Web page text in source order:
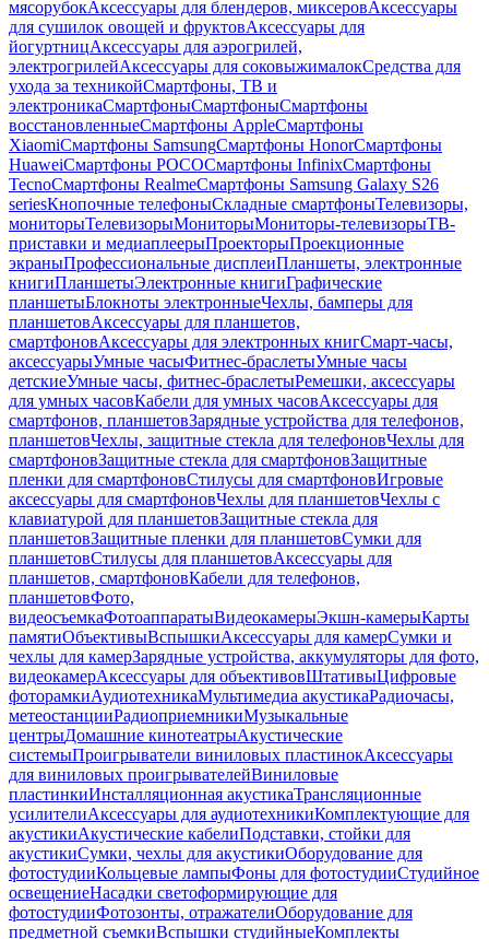
мясорубокАксессуары для блендеров, миксеровАксессуары
для сушилок овощей и фруктовАксессуары для
йогуртницАксессуары для аэрогрилей,
электрогрилейАксессуары для соковыжималокСредства для
ухода за техникойСмартфоны, ТВ и
электроникаСмартфоныСмартфоныСмартфоны
восстановленныеСмартфоны AppleСмартфоны
XiaomiСмартфоны SamsungСмартфоны HonorСмартфоны
HuaweiСмартфоны POCOСмартфоны InfinixСмартфоны
TecnoСмартфоны RealmeСмартфоны Samsung Galaxy S26
seriesКнопочные телефоныСкладные смартфоныТелевизоры,
мониторыТелевизорыМониторыМониторы-телевизорыТВ-
приставки и медиаплеерыПроекторыПроекционные
экраныПрофессиональные дисплеиПланшеты, электронные
книгиПланшетыЭлектронные книгиГрафические
планшетыБлокноты электронныеЧехлы, бамперы для
планшетовАксессуары для планшетов,
смартфоновАксессуары для электронных книгСмарт-часы,
аксессуарыУмные часыФитнес-браслетыУмные часы
детскиеУмные часы, фитнес-браслетыРемешки, аксессуары
для умных часовКабели для умных часовАксессуары для
смартфонов, планшетовЗарядные устройства для телефонов,
планшетовЧехлы, защитные стекла для телефоновЧехлы для
смартфоновЗащитные стекла для смартфоновЗащитные
пленки для смартфоновСтилусы для смартфоновИгровые
аксессуары для смартфоновЧехлы для планшетовЧехлы с
клавиатурой для планшетовЗащитные стекла для
планшетовЗащитные пленки для планшетовСумки для
планшетовСтилусы для планшетовАксессуары для
планшетов, смартфоновКабели для телефонов,
планшетовФото,
видеосъемкаФотоаппаратыВидеокамерыЭкшн-камерыКарты
памятиОбъективыВспышкиАксессуары для камерСумки и
чехлы для камерЗарядные устройства, аккумуляторы для фото,
видеокамерАксессуары для объективовШтативыЦифровые
фоторамкиАудиотехникаМультимедиа акустикаРадиочасы,
метеостанцииРадиоприемникиМузыкальные
центрыДомашние кинотеатрыАкустические
системыПроигрыватели виниловых пластинокАксессуары
для виниловых проигрывателейВиниловые
пластинкиИнсталляционная акустикаТрансляционные
усилителиАксессуары для аудиотехникиКомплектующие для
акустикиАкустические кабелиПодставки, стойки для
акустикиСумки, чехлы для акустикиОборудование для
фотостудииКольцевые лампыФоны для фотостудииСтудийное
освещениеНасадки светоформирующие для
фотостудииФотозонты, отражателиОборудование для
предметной съемкиВспышки студийныеКомплекты